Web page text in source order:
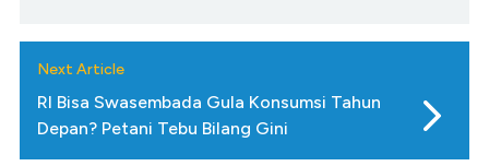
Next Article
RI Bisa Swasembada Gula Konsumsi Tahun
Depan? Petani Tebu Bilang Gini